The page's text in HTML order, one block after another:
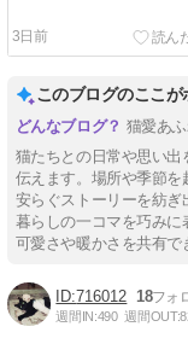
3日前
このブログのここが
猫愛あ
猫たちとの日常や思い
伝えます。場所や季節を
安らぐストーリーを紡
暮らしの一コマを巧み
可愛さや暖かさを共有で
716012 18
週間IN:490 週間OUT: